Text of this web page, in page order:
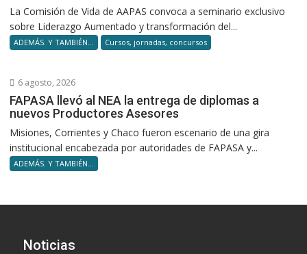
La Comisión de Vida de AAPAS convoca a seminario exclusivo
sobre Liderazgo Aumentado y transformación del...
ADEMÁS. Y TAMBIÉN... Cursos, jornadas, concursos
6 agosto, 2026
FAPASA llevó al NEA la entrega de diplomas a
nuevos Productores Asesores
Misiones, Corrientes y Chaco fueron escenario de una gira
institucional encabezada por autoridades de FAPASA y...
ADEMÁS. Y TAMBIÉN...
Noticias